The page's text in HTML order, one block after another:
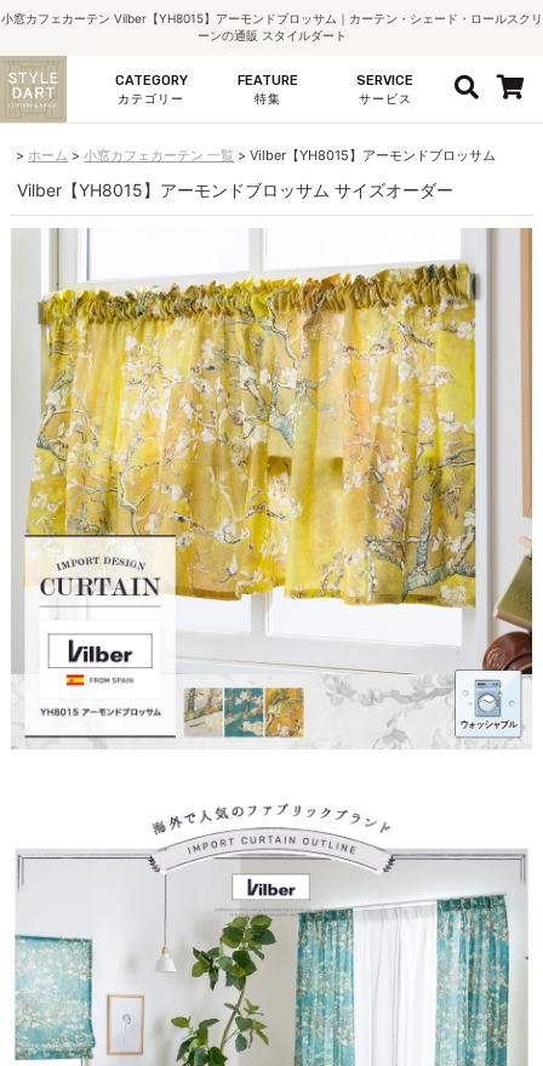
小窓カフェカーテン Vilber【YH8015】アーモンドブロッサム｜カーテン・シェード・ロールスクリ
ーンの通販 スタイルダート
CATEGORY
カテゴリー
FEATURE
特集
SERVICE
サービス
ホーム 小窓カフェカーテン 一覧 Vilber【YH8015】アーモンドブロッサム
Vilber【YH8015】アーモンドブロッサム サイズオーダー